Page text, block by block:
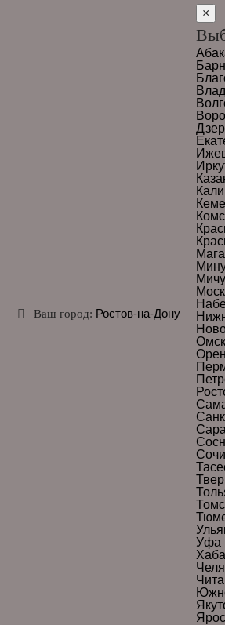
Ваш город: Ростов-на-Дону
×
Омск
Сочи
Уфа
Чита